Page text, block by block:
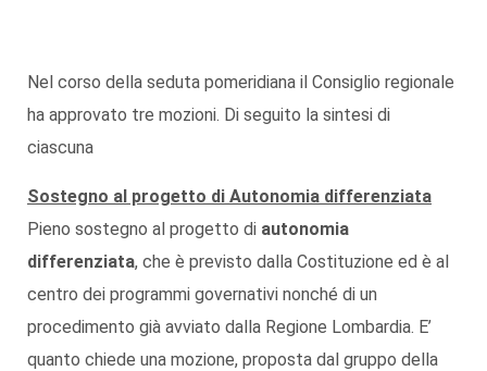
Nel corso della seduta pomeridiana il Consiglio regionale
ha approvato tre mozioni. Di seguito la sintesi di
ciascuna
Sostegno al progetto di Autonomia differenziata
Pieno sostegno al progetto di autonomia
differenziata, che è previsto dalla Costituzione ed è al
centro dei programmi governativi nonché di un
procedimento già avviato dalla Regione Lombardia. E’
quanto chiede una mozione, proposta dal gruppo della